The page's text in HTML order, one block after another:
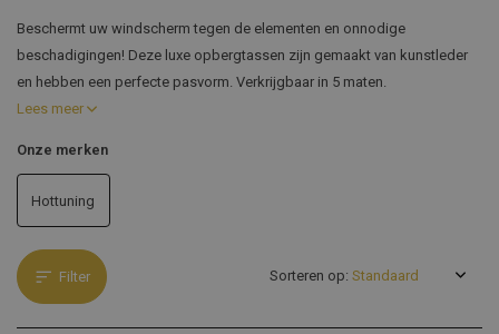
Beschermt uw windscherm tegen de elementen en onnodige
beschadigingen! Deze luxe opbergtassen zijn gemaakt van kunstleder
en hebben een perfecte pasvorm. Verkrijgbaar in 5 maten.
Lees meer
Onze merken
Hottuning
Filter Sorteren op: